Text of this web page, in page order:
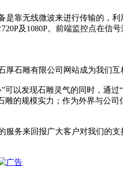
靠无线微波来进行传输的，
及1080P。前端监控点在信
石雕有限公司网站成为我们互
以发现石雕灵气的同时，通
的规模实力；作为外界与公
务来回报广大客户对我们的